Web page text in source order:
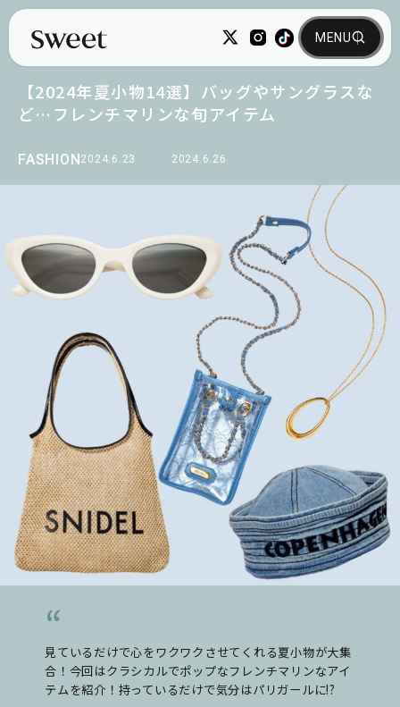
FASHION2024.6.23 2024.6.26
【2024年夏小物14選】バッグやサングラスな
ど…フレンチマリンな旬アイテム
見ているだけで心をワクワクさせてくれる夏小物が大集
合！今回はクラシカルでポップなフレンチマリンなアイ
テムを紹介！持っているだけで気分はパリガールに!?